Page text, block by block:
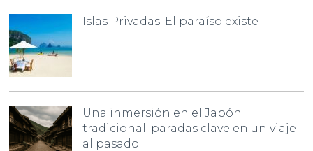
Islas Privadas: El paraíso existe
Una inmersión en el Japón
tradicional: paradas clave en un viaje
al pasado